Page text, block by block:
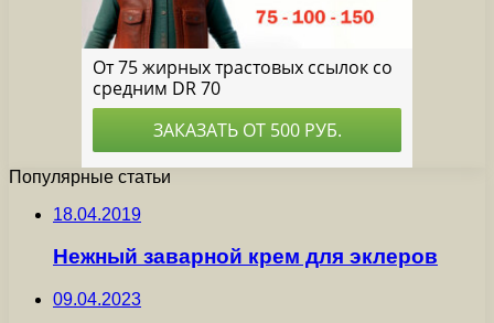
Популярные статьи
18.04.2019
Нежный заварной крем для эклеров
09.04.2023